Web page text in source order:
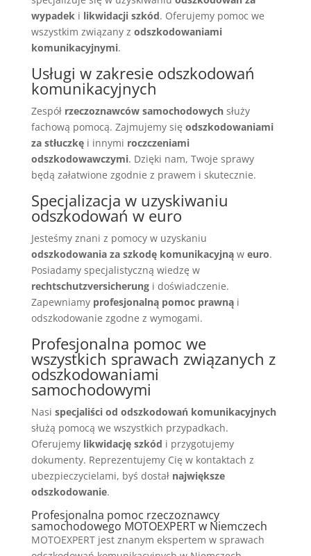
wypadeki likwidacji szkód. Oferujemy pomoc we
wszystkim związany z odszkodowaniami
komunikacyjnymi.
Usługi w zakresie odszkodowań
komunikacyjnych
Zespół rzeczoznawców samochodowychsłuży
fachową pomocą. Zajmujemy się odszkodowaniami
za stłuczkęi innymi roczczeniami
odszkodowawczymi. Dzięki nam, Twoje sprawy
będą załatwione zgodnie z prawem i skutecznie.
Specjalizacja w uzyskiwaniu
odszkodowań w euro
Jesteśmy znani z pomocy w uzyskaniu
odszkodowania za szkodę komunikacyjnąw euro.
Posiadamy specjalistyczną wiedzę w
rechtschutzversicherungi doświadczenie.
Zapewniamy profesjonalną pomoc prawnąi
odszkodowanie zgodne z wymogami.
Profesjonalna pomoc we
wszystkich sprawach związanych z
odszkodowaniami
samochodowymi
Nasi specjaliści od odszkodowań komunikacyjnych
służą pomocą we wszystkich przypadkach.
Oferujemy likwidację szkód i przygotujemy
dokumenty. Reprezentujemy Cię w kontaktach z
ubezpieczycielami, byś dostał największe
odszkodowanie.
Profesjonalna pomoc rzeczoznawcy
samochodowego MOTOEXPERT w Niemczech
MOTOEXPERT jest znanym ekspertem w sprawach